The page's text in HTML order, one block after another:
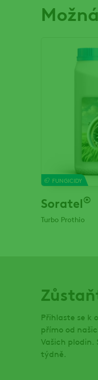
FUNGICIDY
Soratel®
Turbo Prothio
Přihlaste se k
přímo od
Vašich plodin.
týdně.